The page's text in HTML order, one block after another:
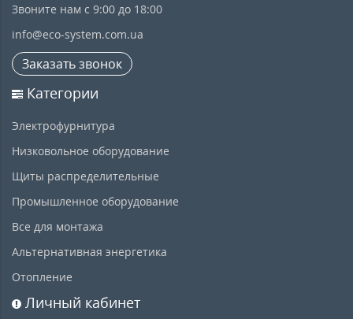
Звоните нам с 9:00 до 18:00
info@eco-system.com.ua
Заказать звонок
Категории
Электрофурнитура
Низковольное оборудование
Щиты распределительные
Промышленное оборудование
Все для монтажа
Альтернативная энергетика
Отопление
Личный кабинет